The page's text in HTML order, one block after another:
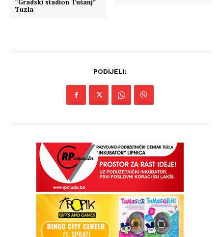
“Gradski stadion Tušanj”
Tuzla
PODIJELI: